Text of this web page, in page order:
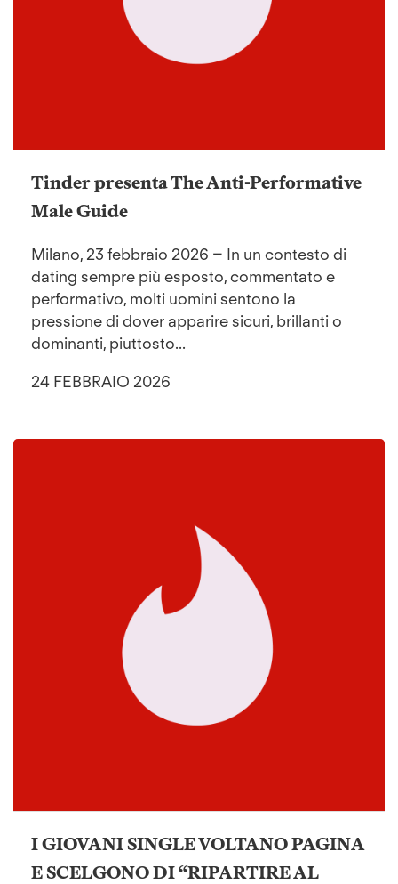
Tinder presenta The Anti-Performative
Male Guide
Milano, 23 febbraio 2026 – In un contesto di
dating sempre più esposto, commentato e
performativo, molti uomini sentono la
pressione di dover apparire sicuri, brillanti o
dominanti, piuttosto...
24 FEBBRAIO 2026
I GIOVANI SINGLE VOLTANO PAGINA
E SCELGONO DI “RIPARTIRE AL